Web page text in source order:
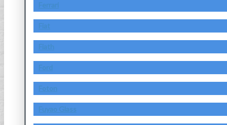
Ferrari
Fiat
Fiath
Ford
Foton
Fuyao Glass